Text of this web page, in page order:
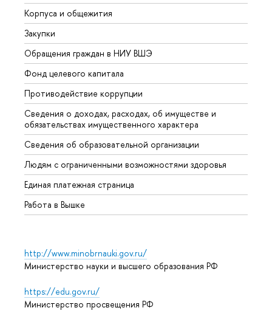
Корпуса и общежития
Закупки
Обращения граждан в НИУ ВШЭ
Фонд целевого капитала
Противодействие коррупции
Сведения о доходах, расходах, об имуществе и
обязательствах имущественного характера
Сведения об образовательной организации
Людям с ограниченными возможностями здоровья
Единая платежная страница
Работа в Вышке
http://www.minobrnauki.gov.ru/
Министерство науки и высшего образования РФ
https://edu.gov.ru/
Министерство просвещения РФ